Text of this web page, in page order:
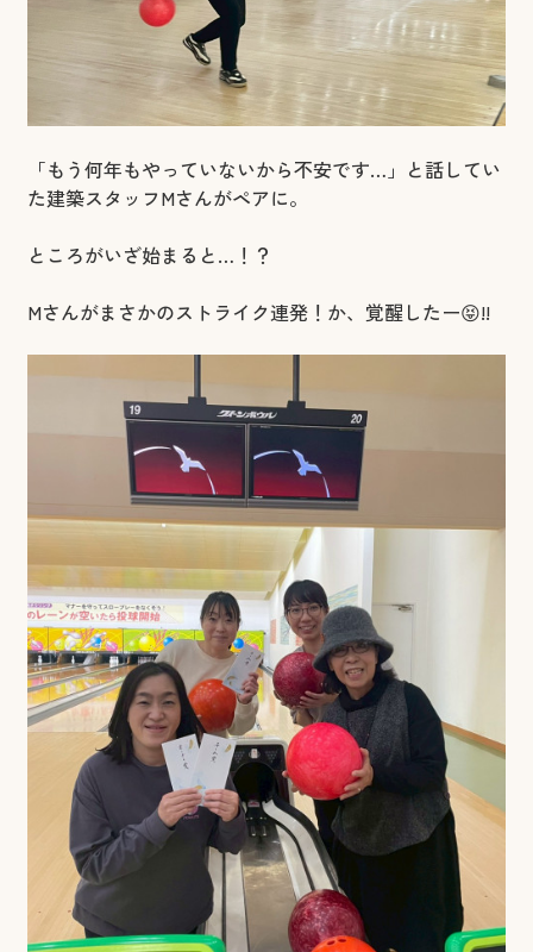
「もう何年もやっていないから不安です…」と話してい
た建築スタッフMさんがペアに。
ところがいざ始まると…！？
Mさんがまさかのストライク連発！か、覚醒したー😝!!